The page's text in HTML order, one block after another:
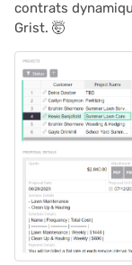
contrats
Grist. 🤯